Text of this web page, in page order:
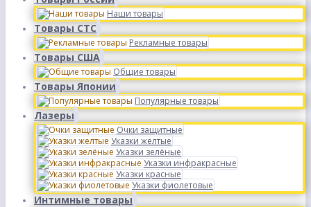
Наши товары
Товары СТС
Рекламные товары
Товары США
Общие товары
Товары Японии
Популярные товары
Лазеры
Очки защитные
Указки желтые
Указки зелёные
Указки инфракрасные
Указки красные
Указки фиолетовые
Интимные товары